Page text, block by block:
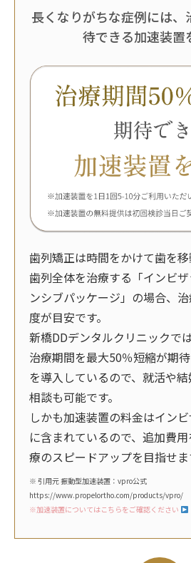
長くなりがちな症例には、
待できる加速装置
歯列矯正は時間をかけて歯を移
歯列全体を治療する「インビ
ンシブパッケージ」の場合、
度が目安です。
新橋DDデンタルクリニックで
治療期間を最大50％短縮が期
を導入しているので、就活や
相談も可能です。
しかも加速装置の料金はイン
に含まれているので、追加費
療のスピードアップを目指せま
※ 引用元振動型加速装置：vpro公式
https://www.propelortho.com/products/vpro/
※加速装置についてはこちらをご確認ください